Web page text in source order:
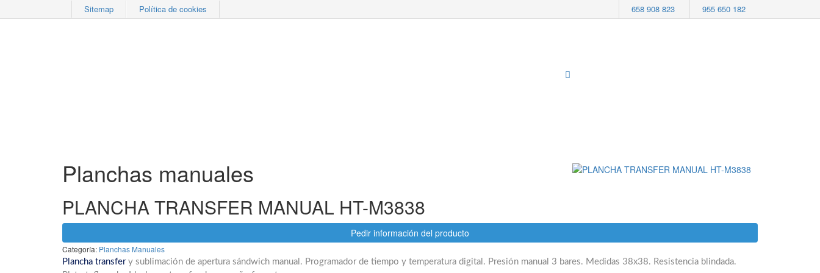
Sitemap Política de cookies 658 908 823 955 650 182
Planchas manuales
PLANCHA TRANSFER MANUAL HT-M3838
Pedir información del producto
Categoría: Planchas Manuales
Plancha transfery sublimación de apertura sándwich manual. Programador de tiempo y temperatura digital. Presión manual 3 bares. Medidas 38x38. Resistencia blindada.